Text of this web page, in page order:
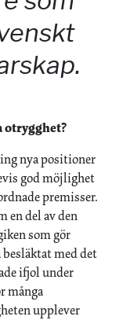
otrygghet?
nya positioner
god möjlighet
premisser.
en del av den
som gör
besläktat med det
ifjol under
många
upplever